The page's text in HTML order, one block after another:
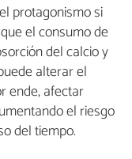
protagonismo si
el consumo de
del calcio y
alterar el
ende, afectar
el riesgo
del tiempo.